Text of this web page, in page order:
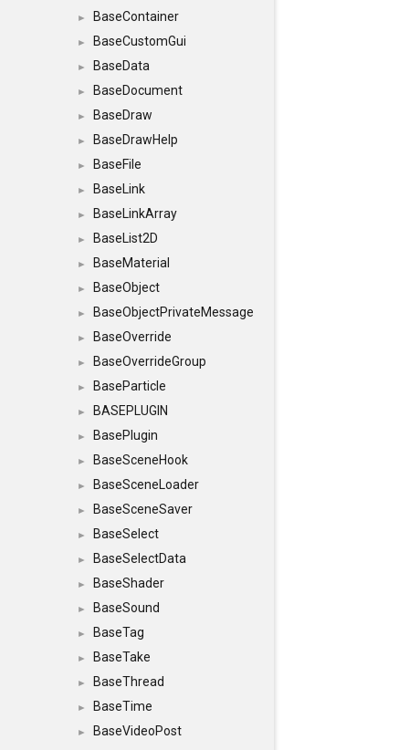
► BaseContainer
► BaseCustomGui
► BaseData
► BaseDocument
► BaseDraw
► BaseDrawHelp
► BaseFile
► BaseLink
► BaseLinkArray
► BaseList2D
► BaseMaterial
► BaseObject
► BaseObjectPrivateMessage
► BaseOverride
► BaseOverrideGroup
► BaseParticle
► BASEPLUGIN
► BasePlugin
► BaseSceneHook
► BaseSceneLoader
► BaseSceneSaver
► BaseSelect
► BaseSelectData
► BaseShader
► BaseSound
► BaseTag
► BaseTake
► BaseThread
► BaseTime
►
BaseVideoPost